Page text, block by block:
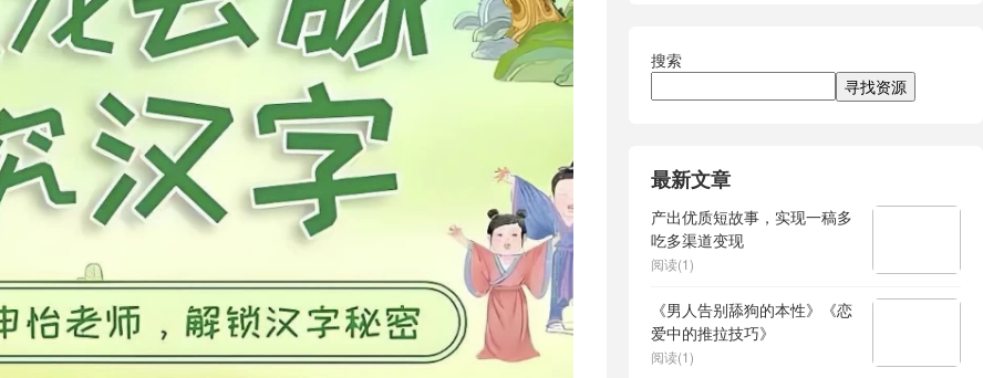
搜索
寻找资源
最新文章
产出优质短故事，实现一稿多
吃多渠道变现
阅读(1)
《男人告别舔狗的本性》《恋
爱中的推拉技巧》
阅读(1)